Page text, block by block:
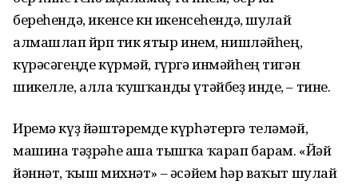
береһендә, икенсе көн икенсеһендә, шулай
алмашлап йөрөп тик ятыр инем, нишләйһең,
күрәсәгеңде күрмәй, гүргә инмәйһең тигән
шикелле, алла ҡушҡанды үтәйбеҙ инде, – тине.
Иремә күҙ йәштәремде күрһәтергә теләмәй,
машина тәҙрәһе аша тышҡа ҡарап барам. «Йәй
йәннәт, ҡыш михнәт» – әсәйем һәр ваҡыт шулай